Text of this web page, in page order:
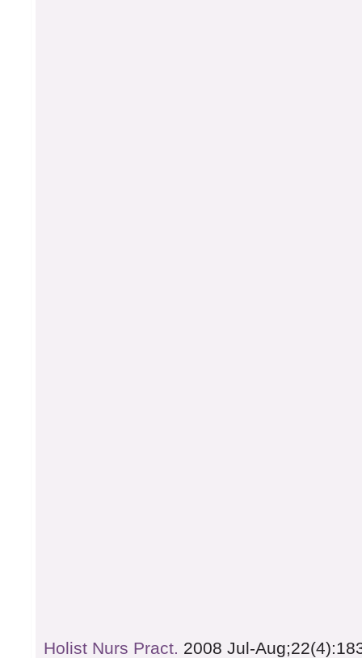
Holist Nurs Pract. 2008 Jul-